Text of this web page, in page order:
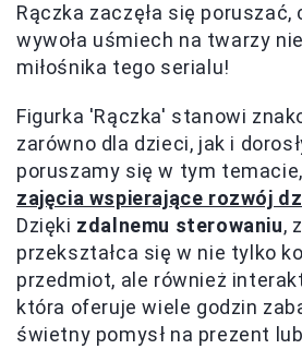
Rączka zaczęła się poruszać,
wywoła uśmiech na twarzy
miłośnika tego serialu!
Figurka 'Rączka' stanowi
zarówno dla dzieci, jak i
poruszamy się w tym
zajęcia wspierające rozwój
Dzięki zdalnemu sterowaniu,
przekształca się w nie tylko
przedmiot, ale również
która oferuje wiele godzin
świetny pomysł na prezent